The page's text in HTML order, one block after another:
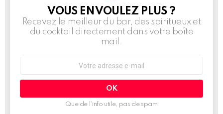
NEWSLETTER
VOUS EN VOULEZ PLUS ?
Recevez le meilleur du bar, des spiritueux et
du cocktail directement dans votre boîte
mail.
mail
Que de l’info utile, pas de spam